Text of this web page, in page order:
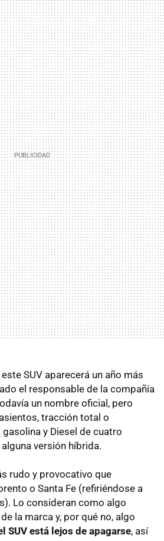
SUV aparecerá un año más
el responsable de la compañía
un nombre oficial, pero
tracción total o
y Diesel de cuatro
versión híbrida.
rudo y provocativo que
o Santa Fe (refiriéndose a
Lo consideran como algo
la marca y, por qué no, algo
SUV está lejos de apagarse, así